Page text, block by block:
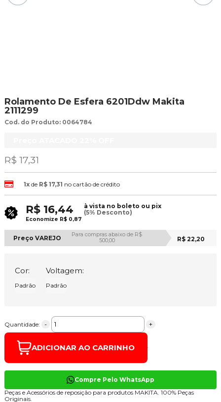
Rolamento De Esfera 6201Ddw Makita
2111299
Cod. do Produto: 0064784
R$ 17,31
1xde R$ 17,31 no cartão de crédito
R$ 16,44
à vista no boleto ou pix
(5% Desconto)
Economize R$ 0,87
Preço VAREJO
Para compras abaixo de R$
500,00
R$ 22,20
Cor:
Padrão
Voltagem:
Padrão
Quantidade: - +
ADICIONAR AO CARRINHO
Compre Pelo WhatsApp
Peças e Acessórios de reposição para produtos MAKITA. 100% Peças
Originais.